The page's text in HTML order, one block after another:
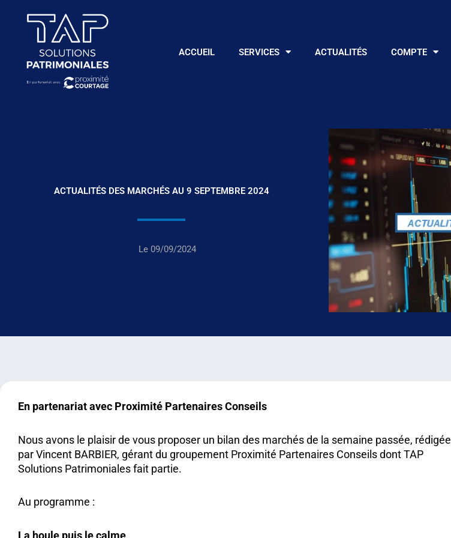
ACCUEIL SERVICES ACTUALITÉS COMPTE
ACTUALITÉS DES MARCHÉS AU 9 SEPTEMBRE 2024
Le 09/09/2024
En partenariat avec Proximité Partenaires Conseils
Nous avons le plaisir de vous proposer un bilan des marchés de la semaine passée, rédigée
par Vincent BARBIER, gérant du groupement Proximité Partenaires Conseils dont TAP
Solutions Patrimoniales fait partie.
Au programme :
La houle puis le calme